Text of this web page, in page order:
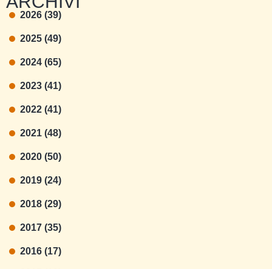
2026 (39)
2025 (49)
2024 (65)
2023 (41)
2022 (41)
2021 (48)
2020 (50)
2019 (24)
2018 (29)
2017 (35)
2016 (17)